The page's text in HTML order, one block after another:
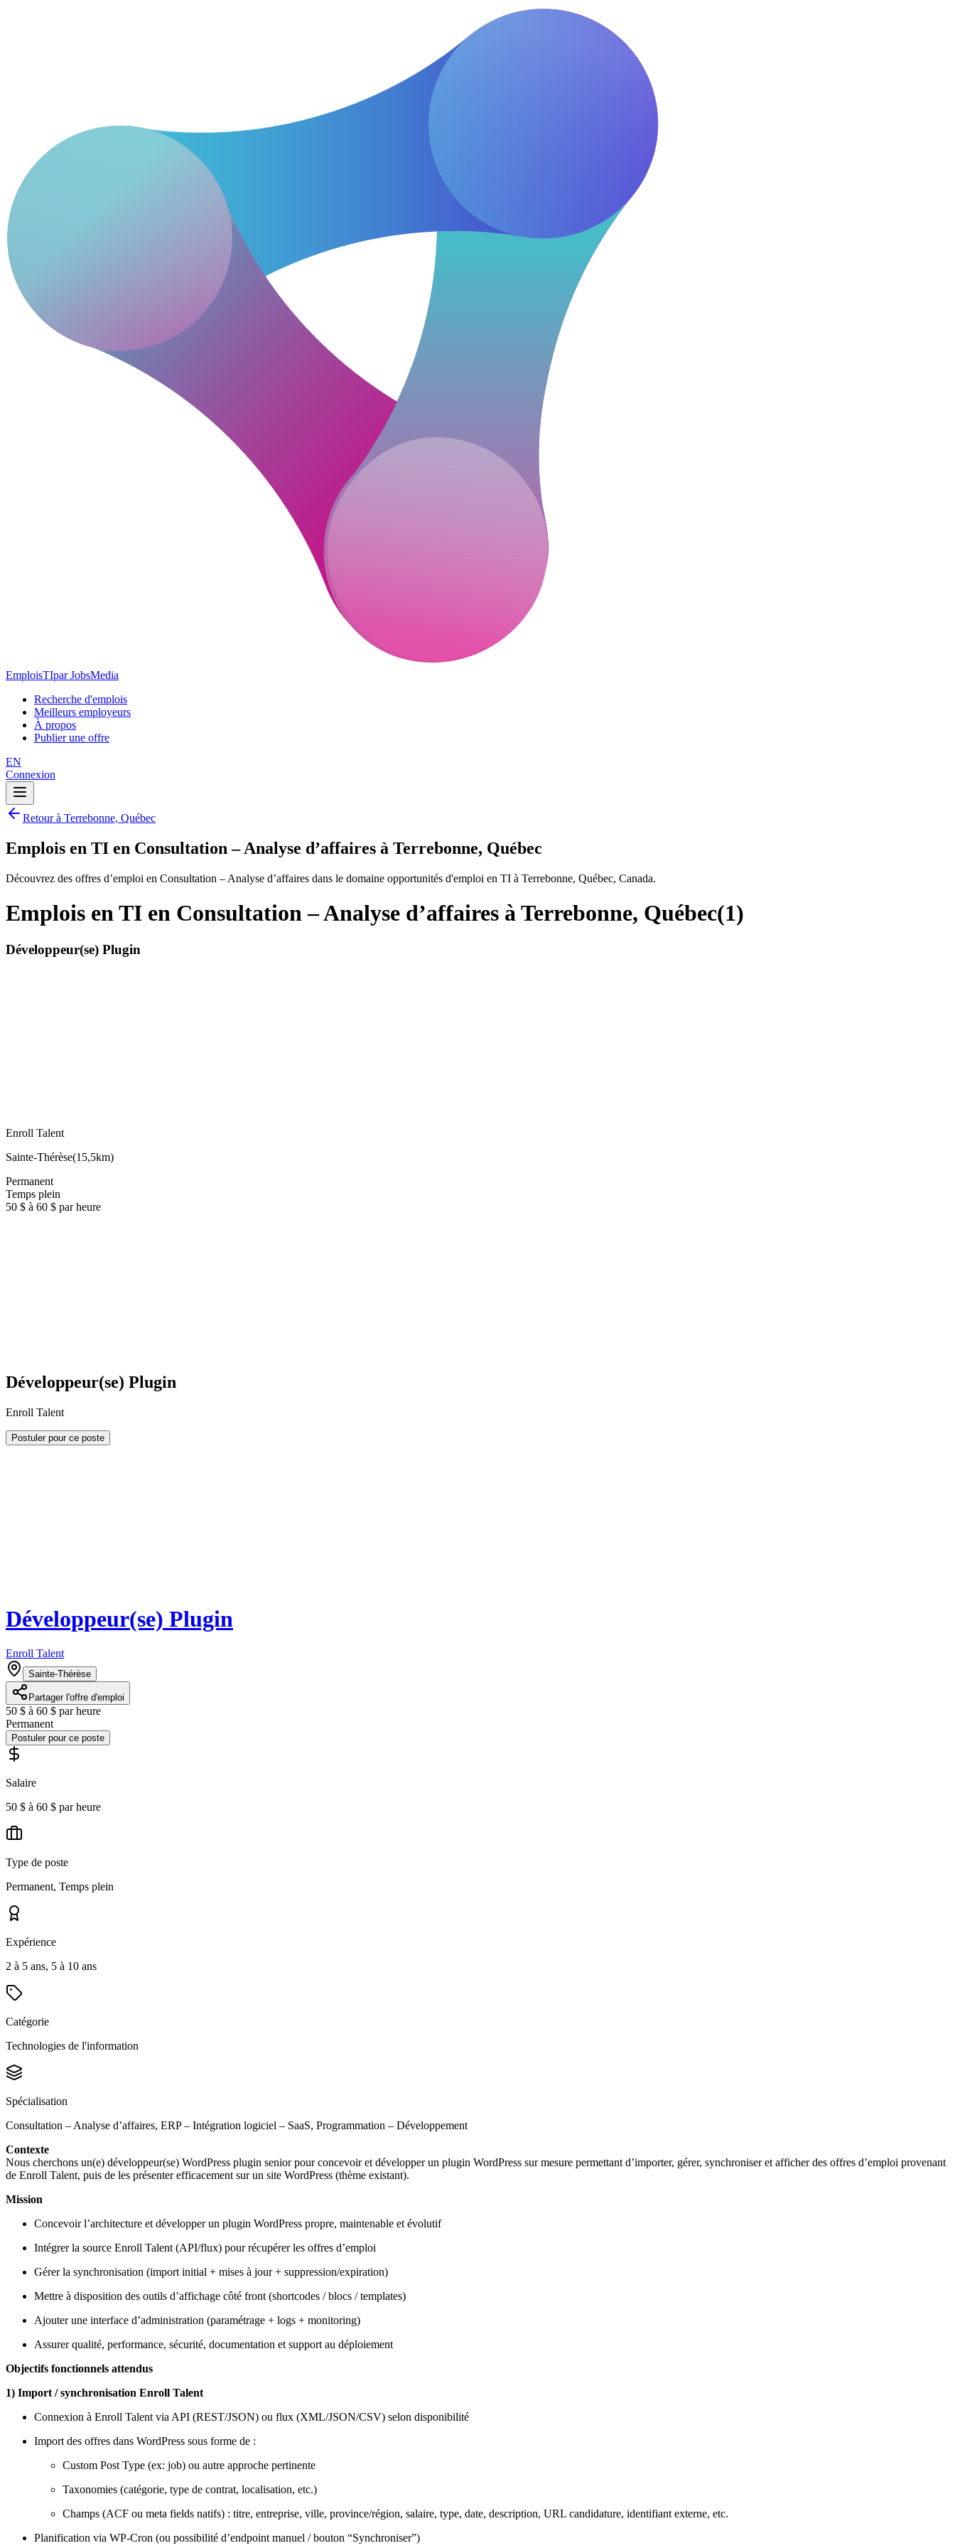
EmploisTIpar JobsMedia
Recherche d'emplois
Meilleurs employeurs
À propos
Publier une offre
EN
Connexion
Retour à Terrebonne, Québec
Emplois en TI en Consultation – Analyse d’affaires à Terrebonne, Québec
Découvrez des offres d’emploi en Consultation – Analyse d’affaires dans le domaine opportunités d'emploi en TI à Terrebonne, Québec, Canada.
Emplois en TI en Consultation – Analyse d’affaires à Terrebonne, Québec(1)
Développeur(se) Plugin
Enroll Talent
Sainte-Thérèse(15,5km)
Permanent
Temps plein
50 $ à 60 $ par heure
Développeur(se) Plugin
Enroll Talent
Postuler pour ce poste
Développeur(se) Plugin
Enroll Talent
Sainte-Thérèse
Partager l'offre d'emploi
50 $ à 60 $ par heure
Permanent
Postuler pour ce poste
Salaire
50 $ à 60 $ par heure
Type de poste
Permanent, Temps plein
Expérience
2 à 5 ans, 5 à 10 ans
Catégorie
Technologies de l'information
Spécialisation
Consultation – Analyse d’affaires, ERP – Intégration logiciel – SaaS, Programmation – Développement
Contexte
Nous cherchons un(e) développeur(se) WordPress plugin senior pour concevoir et développer un plugin WordPress sur mesure permettant d’importer, gérer, synchroniser et afficher des offres d’emploi provenant
de Enroll Talent, puis de les présenter efficacement sur un site WordPress (thème existant).
Mission
Concevoir l’architecture et développer un plugin WordPress propre, maintenable et évolutif
Intégrer la source Enroll Talent (API/flux) pour récupérer les offres d’emploi
Gérer la synchronisation (import initial + mises à jour + suppression/expiration)
Mettre à disposition des outils d’affichage côté front (shortcodes / blocs / templates)
Ajouter une interface d’administration (paramétrage + logs + monitoring)
Assurer qualité, performance, sécurité, documentation et support au déploiement
Objectifs fonctionnels attendus
1) Import / synchronisation Enroll Talent
Connexion à Enroll Talent via API (REST/JSON) ou flux (XML/JSON/CSV) selon disponibilité
Import des offres dans WordPress sous forme de :
Custom Post Type (ex: job) ou autre approche pertinente
Taxonomies (catégorie, type de contrat, localisation, etc.)
Champs (ACF ou meta fields natifs) : titre, entreprise, ville, province/région, salaire, type, date, description, URL candidature, identifiant externe, etc.
Planification via WP-Cron (ou possibilité d’endpoint manuel / bouton “Synchroniser”)